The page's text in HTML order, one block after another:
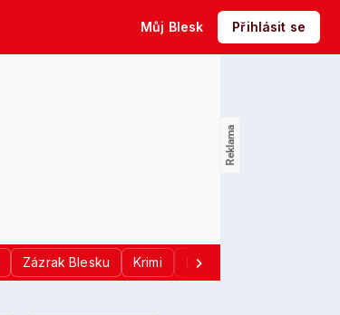
Můj Blesk Přihlásit se
Zázrak Blesku Krimi Donald Trump